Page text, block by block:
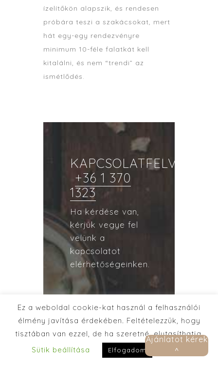
ízelítőkön alapszik, és rendesen
próbára teszi a szakácsokat, mert
hát egy-egy rendezvényre
minimum 10-féle falatkát kell
kitalálni, és nem “trendi” az
ismétlődés.
KAPCSOLATFELVÉTEL
+36 1 370
1323
Ha kérdése van,
kérjük vegye fel
velünk a
kapcsolatot
elérhetőségeinken.
AJÁNLATKÉRÉS
Ez a weboldal cookie-kat használ a felhasználói
élmény javítása érdekében. Feltételezzük, hogy
tisztában van ezzel, de ha szeretné, elutasíthatja.
Sütik beállítása
Elfogadom Elolvasom
Ajánlatot kérek
^